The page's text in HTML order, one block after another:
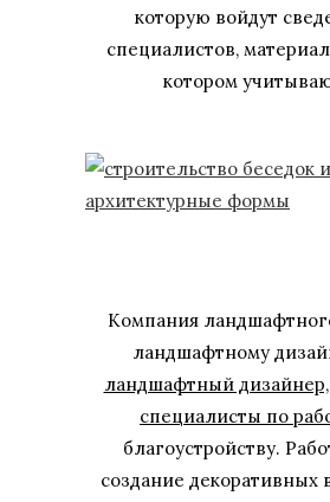
которую войдут
специалистов,
котором
Компания
ландшафтному
ландшафтный
специалисты по
благоустройству.
создание